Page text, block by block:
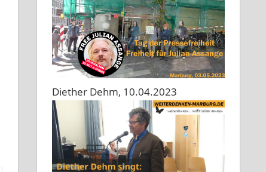
Diether Dehm, 10.04.2023